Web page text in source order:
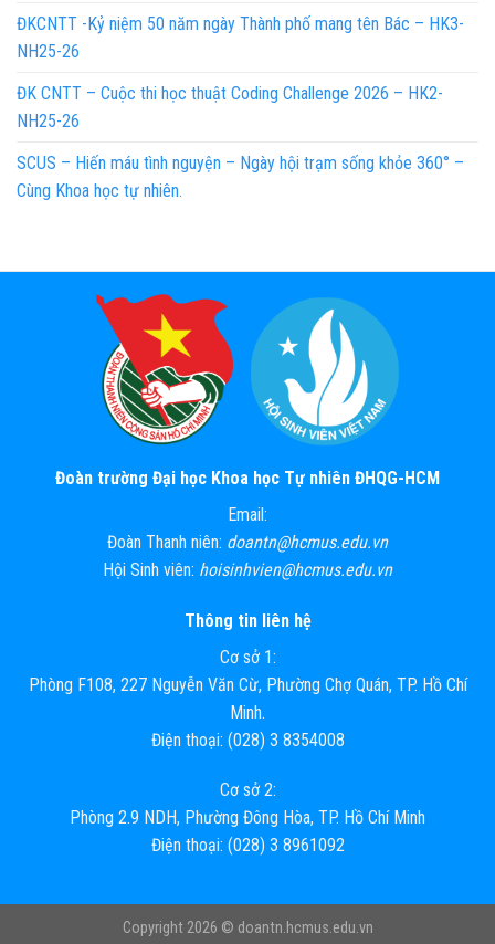
ĐKCNTT -Kỷ niệm 50 năm ngày Thành phố mang tên Bác – HK3-
NH25-26
ĐK CNTT – Cuộc thi học thuật Coding Challenge 2026 – HK2-
NH25-26
SCUS – Hiến máu tình nguyện – Ngày hội trạm sống khỏe 360° –
Cùng Khoa học tự nhiên.
Đoàn trường Đại học Khoa học Tự nhiên ĐHQG-HCM
Email:
Đoàn Thanh niên: doantn@hcmus.edu.vn
Hội Sinh viên: hoisinhvien@hcmus.edu.vn
Thông tin liên hệ
Cơ sở 1:
Phòng F108, 227 Nguyễn Văn Cừ, Phường Chợ Quán, TP. Hồ Chí
Minh.
Điện thoại: (028) 3 8354008
Cơ sở 2:
Phòng 2.9 NDH, Phường Đông Hòa, TP. Hồ Chí Minh
Điện thoại: (028) 3 8961092
Copyright 2026 © doantn.hcmus.edu.vn